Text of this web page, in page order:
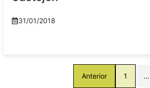
31/01/2018
Anterior 1 …